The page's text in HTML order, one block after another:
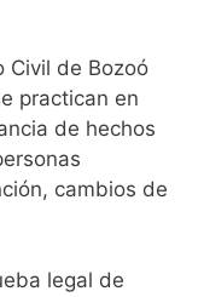
Civil de Bozoó
practican en
de hechos
cambios de
legal de